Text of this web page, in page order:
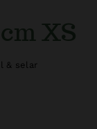
XS
& selar